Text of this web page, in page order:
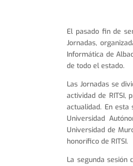
El pasado fin de
Jornadas,
Informática de
de todo el estado.
Las Jornadas se
actividad de RITSI,
actualidad. En esta
Universidad
Universidad de
honorífico de RITSI.
La segunda sesión